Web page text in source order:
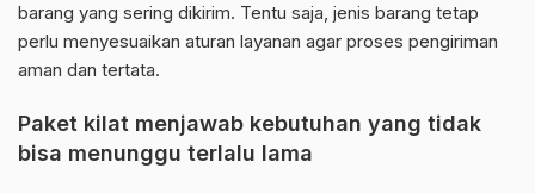
barang yang sering dikirim. Tentu saja, jenis barang tetap
perlu menyesuaikan aturan layanan agar proses pengiriman
aman dan tertata.
Paket kilat menjawab kebutuhan yang tidak
bisa menunggu terlalu lama